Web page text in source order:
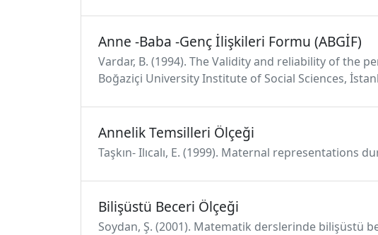
Anne -Baba -Genç İlişkileri Formu (ABGİF)
Vardar, B. (1994). The Validity and reliability of the
Boğaziçi University Institute of Social Sciences,
Annelik Temsilleri Ölçeği
Taşkın- Ilıcalı, E. (1999). Maternal representations
Bilişüstü Beceri Ölçeği
Soydan, Ş. (2001). Matematik derslerinde bilişüstü